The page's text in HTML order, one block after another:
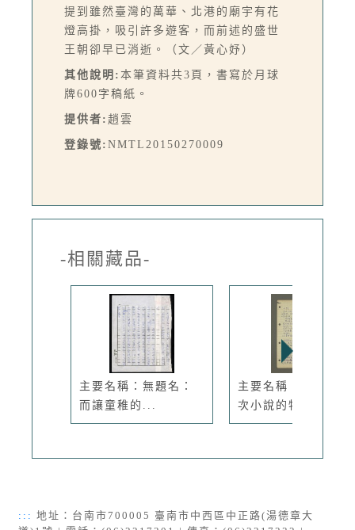
提到雖然臺灣的萬華、北港的廟宇有花
燈高掛，吸引許多遊客，而前述的盛世
王朝卻早已消逝。（文／黃心妤）
其他說明: 本筆資料共3頁，書寫於月球
牌600字稿紙。
提供者: 趙雲
登錄號: NMTL20150270009
-相關藏品-
主要名稱：無題名：
而讓童稚的...
主要名稱：小說：這
次小說的特...
::: 地址：台南市700005 臺南市中西區中正路(湯德章大